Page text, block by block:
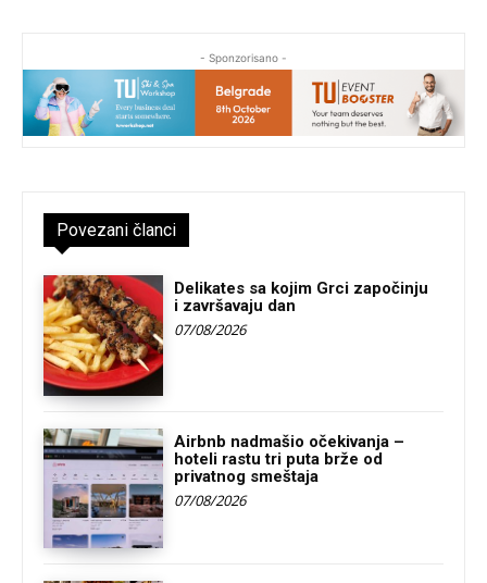
- Sponzorisano -
Povezani članci
Delikates sa kojim Grci započinju
i završavaju dan
07/08/2026
Airbnb nadmašio očekivanja –
hoteli rastu tri puta brže od
privatnog smeštaja
07/08/2026